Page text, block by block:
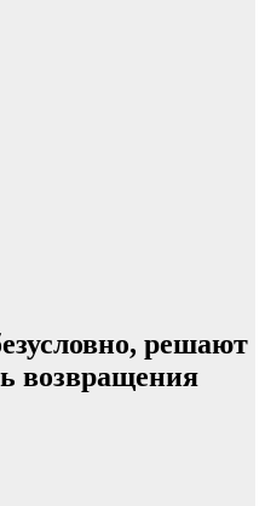
решают
возвращения